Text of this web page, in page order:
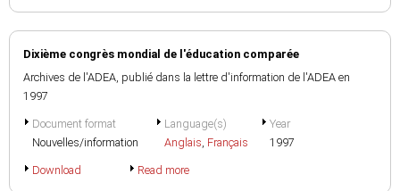
Dixième congrès mondial de l'éducation comparée
Archives de l'ADEA, publié dans la lettre d'information de l'ADEA en
1997
Document format
Nouvelles/information
Language(s)
Anglais, Français
Year
1997
Download Read more